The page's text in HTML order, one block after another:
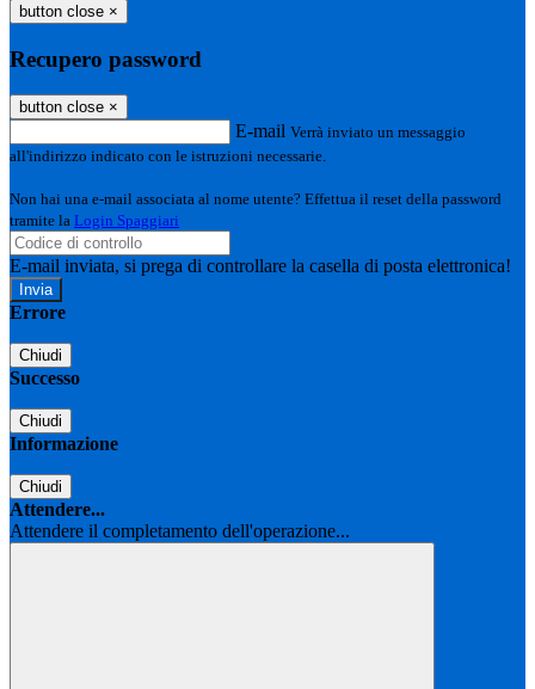
button close ×
Recupero password
button close ×
E-mail Verrà inviato un messaggio
all'indirizzo indicato con le istruzioni necessarie.
Non hai una e-mail associata al nome utente? Effettua il reset della password
tramite la Login Spaggiari
E-mail inviata, si prega di controllare la casella di posta elettronica!
Errore
Chiudi
Successo
Chiudi
Informazione
Chiudi
Attendere...
Attendere il completamento dell'operazione...